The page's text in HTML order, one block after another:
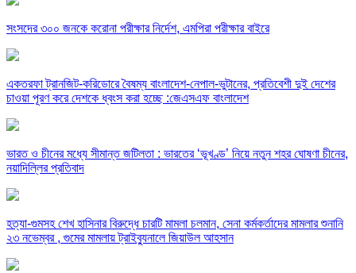
সংসদের ৩০০ জনকে করোনা পরীক্ষার নির্দেশ, এমপিরা পরীক্ষার বাইরে
একতরফা ট্রানজিট-করিডোরে বৈষম্য বাংলাদেশ-নেপাল-ভুটানের, প্রতিবেশী দুই দেশের
চাওয়া পূরণ করে দেশকে ধ্বংস করা হচ্ছে :জেএসএফ বাংলাদেশ
ভারত ও চীনের মধ্যে সীমান্ত জটিলতা : ভারতের ‘ভূখণ্ড’ নিয়ে নতুন শহর ঘোষণা চীনের,
নয়াদিল্লির প্রতিবাদ
হত্যা-গুমসহ শেখ হাসিনার বিরুদ্ধে চারটি মামলা চলমান, সেনা কর্মকর্তাদের মামলার শুনানি
২৩ নভেম্বর , গুমের মামলায় ট্রাইব্যুনালে জিয়াউল আহসান